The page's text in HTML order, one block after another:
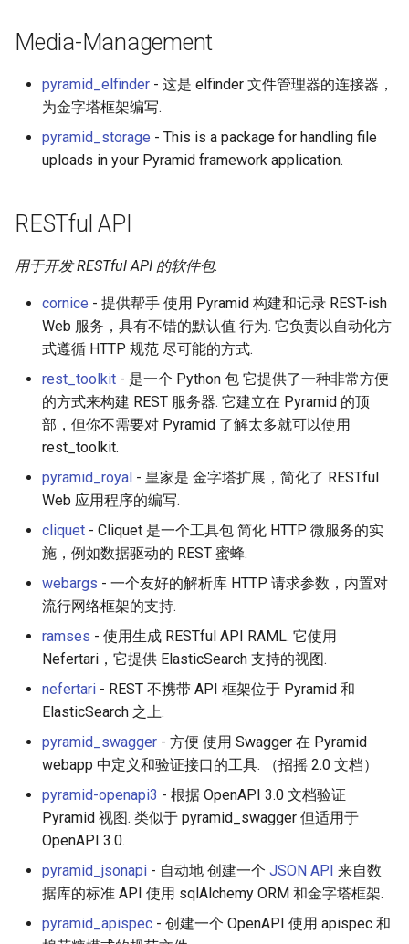
Captcha
Jupyter
FIRST Robotics Competition
Speakers
Software Patreons
Parasite
Media-Management
pyramid_elfinder - 这是 elfinder 文件管理器的连接器，
为金字塔框架编写.
pyramid_storage - This is a package for handling file
uploads in your Pyramid framework application.
RESTful API
用于开发 RESTful API 的软件包.
cornice - 提供帮手 使用 Pyramid 构建和记录 REST-ish
Web 服务，具有不错的默认值 行为. 它负责以自动化方
式遵循 HTTP 规范 尽可能的方式.
rest_toolkit - 是一个 Python 包 它提供了一种非常方便
的方式来构建 REST 服务器. 它建立在 Pyramid 的顶
部，但你不需要对 Pyramid 了解太多就可以使用
rest_toolkit.
pyramid_royal - 皇家是 金字塔扩展，简化了 RESTful
Web 应用程序的编写.
cliquet - Cliquet 是一个工具包 简化 HTTP 微服务的实
施，例如数据驱动的 REST 蜜蜂.
webargs - 一个友好的解析库 HTTP 请求参数，内置对
流行网络框架的支持.
ramses - 使用生成 RESTful API RAML. 它使用
Nefertari，它提供 ElasticSearch 支持的视图.
nefertari - REST 不携带 API 框架位于 Pyramid 和
ElasticSearch 之上.
pyramid_swagger - 方便 使用 Swagger 在 Pyramid
webapp 中定义和验证接口的工具. （招摇 2.0 文档）
pyramid-openapi3 - 根据 OpenAPI 3.0 文档验证
Pyramid 视图. 类似于 pyramid_swagger 但适用于
OpenAPI 3.0.
pyramid_jsonapi - 自动地 创建一个 JSON API 来自数
据库的标准 API 使用 sqlAlchemy ORM 和金字塔框架.
pyramid_apispec - 创建一个 OpenAPI 使用 apispec 和